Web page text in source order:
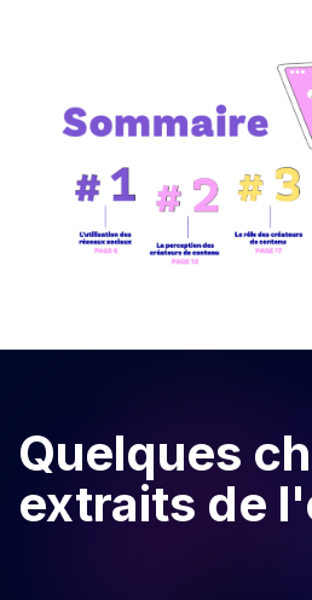
Quelques
extraits de